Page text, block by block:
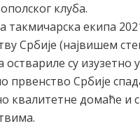
клуба.
такмичарска екипа
Србије (највишем
оствариле су
првенство Србије
квалитетне домаће и